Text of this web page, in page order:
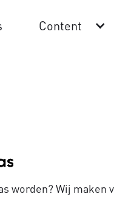
Content
worden? Wij maken